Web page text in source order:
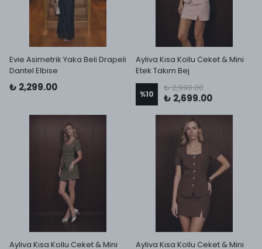
Evie Asimetrik Yaka Beli Drapeli
Dantel Elbise
₺ 2,299.00
Ayliva Kısa Kollu Ceket & Mini
Etek Takım Bej
%10
₺ 2,990.00
₺ 2,699.00
Ayliva Kısa Kollu Ceket & Mini
Ayliva Kısa Kollu Ceket & Mini